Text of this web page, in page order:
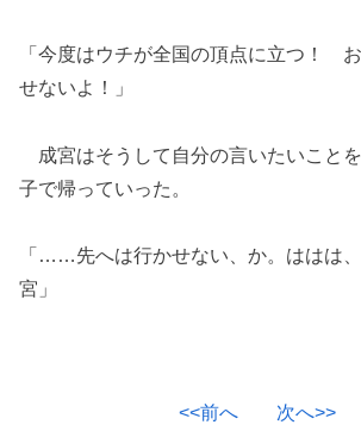
「今度はウチが全国の頂点に立つ！
せないよ！」
成宮はそうして自分の言いたいこと
子で帰っていった。
「……先へは行かせない、か。ははは
宮」
<<前へ 次へ>>